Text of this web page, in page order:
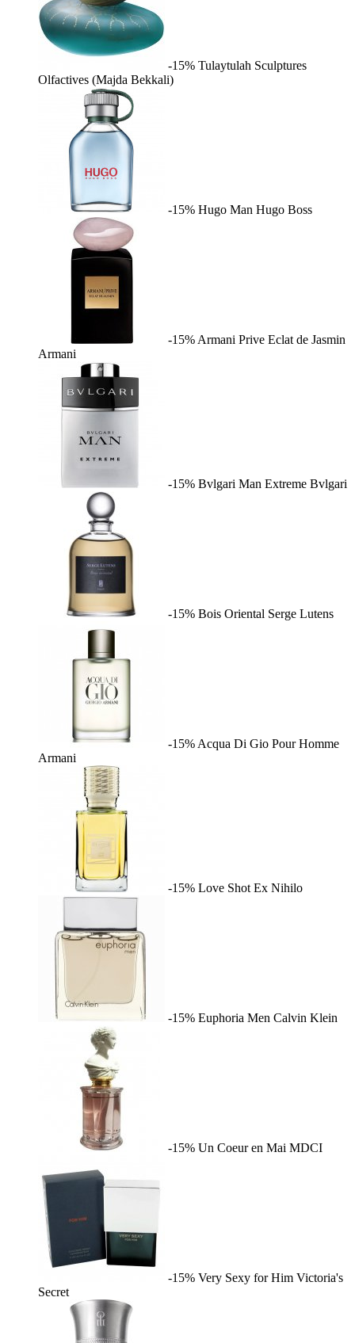
-15% Tulaytulah Sculptures
Olfactives (Majda Bekkali)
-15% Hugo Man Hugo Boss
-15% Armani Prive Eclat de Jasmin
Armani
-15% Bvlgari Man Extreme Bvlgari
-15% Bois Oriental Serge Lutens
-15% Acqua Di Gio Pour Homme
Armani
-15% Love Shot Ex Nihilo
-15% Euphoria Men Calvin Klein
-15% Un Coeur en Mai MDCI
-15% Very Sexy for Him Victoria's
Secret